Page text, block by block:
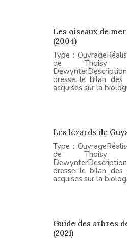
Les oiseaux de
(2004)
Type :
de Thoisy
dresse le bilan des
acquises sur la
Les lézards de
Type :
de Thoisy
dresse le bilan des
acquises sur la
Guide des arbres
(2021)